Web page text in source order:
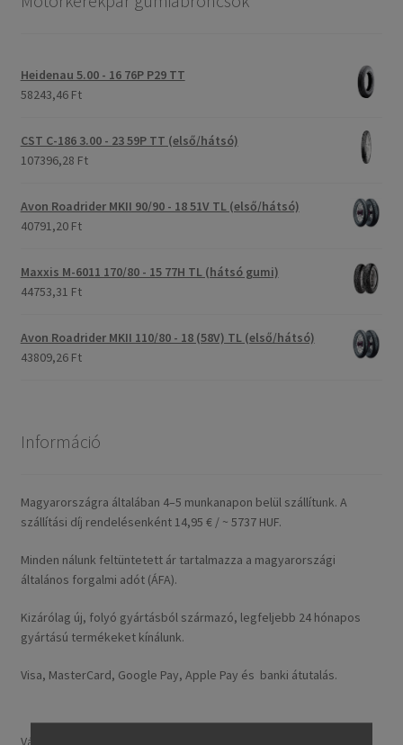
Heidenau 5.00 - 16 76P P29 TT
58243,46 Ft
CST C-186 3.00 - 23 59P TT (első/hátsó)
107396,28 Ft
Avon Roadrider MKII 90/90 - 18 51V TL (első/hátsó)
40791,20 Ft
Maxxis M-6011 170/80 - 15 77H TL (hátsó gumi)
44753,31 Ft
Avon Roadrider MKII 110/80 - 18 (58V) TL (első/hátsó)
43809,26 Ft
Információ
Magyarországra általában 4–5 munkanapon belül szállítunk. A
szállítási díj rendelésenként 14,95 € / ~ 5737 HUF.
Minden nálunk feltüntetett ár tartalmazza a magyarországi
általános forgalmi adót (ÁFA).
Kizárólag új, folyó gyártásból származó, legfeljebb 24 hónapos
gyártású termékeket kínálunk.
Visa, MasterCard, Google Pay, Apple Pay és banki átutalás.
Választ: